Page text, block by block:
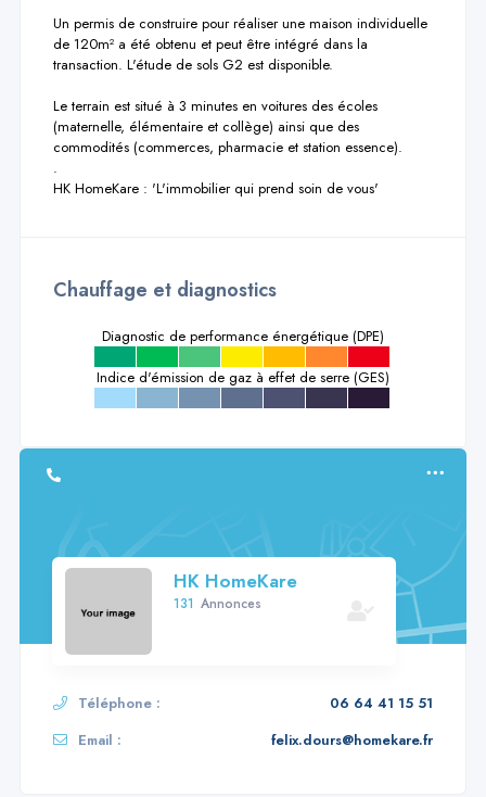
Un permis de construire pour réaliser une maison individuelle
de 120m² a été obtenu et peut être intégré dans la
transaction. L'étude de sols G2 est disponible.
Le terrain est situé à 3 minutes en voitures des écoles
(maternelle, élémentaire et collège) ainsi que des
commodités (commerces, pharmacie et station essence).
.
HK HomeKare : 'L'immobilier qui prend soin de vous'
Chauffage et diagnostics
Diagnostic de performance énergétique (DPE)
Indice d'émission de gaz à effet de serre (GES)
HK HomeKare
131 Annonces
Téléphone :
06 64 41 15 51
Email :
felix.dours@homekare.fr